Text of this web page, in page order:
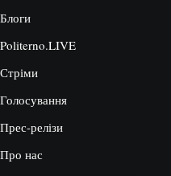
Блоги
Politerno.LIVE
Стріми
Голосування
Прес-релізи
Про нас